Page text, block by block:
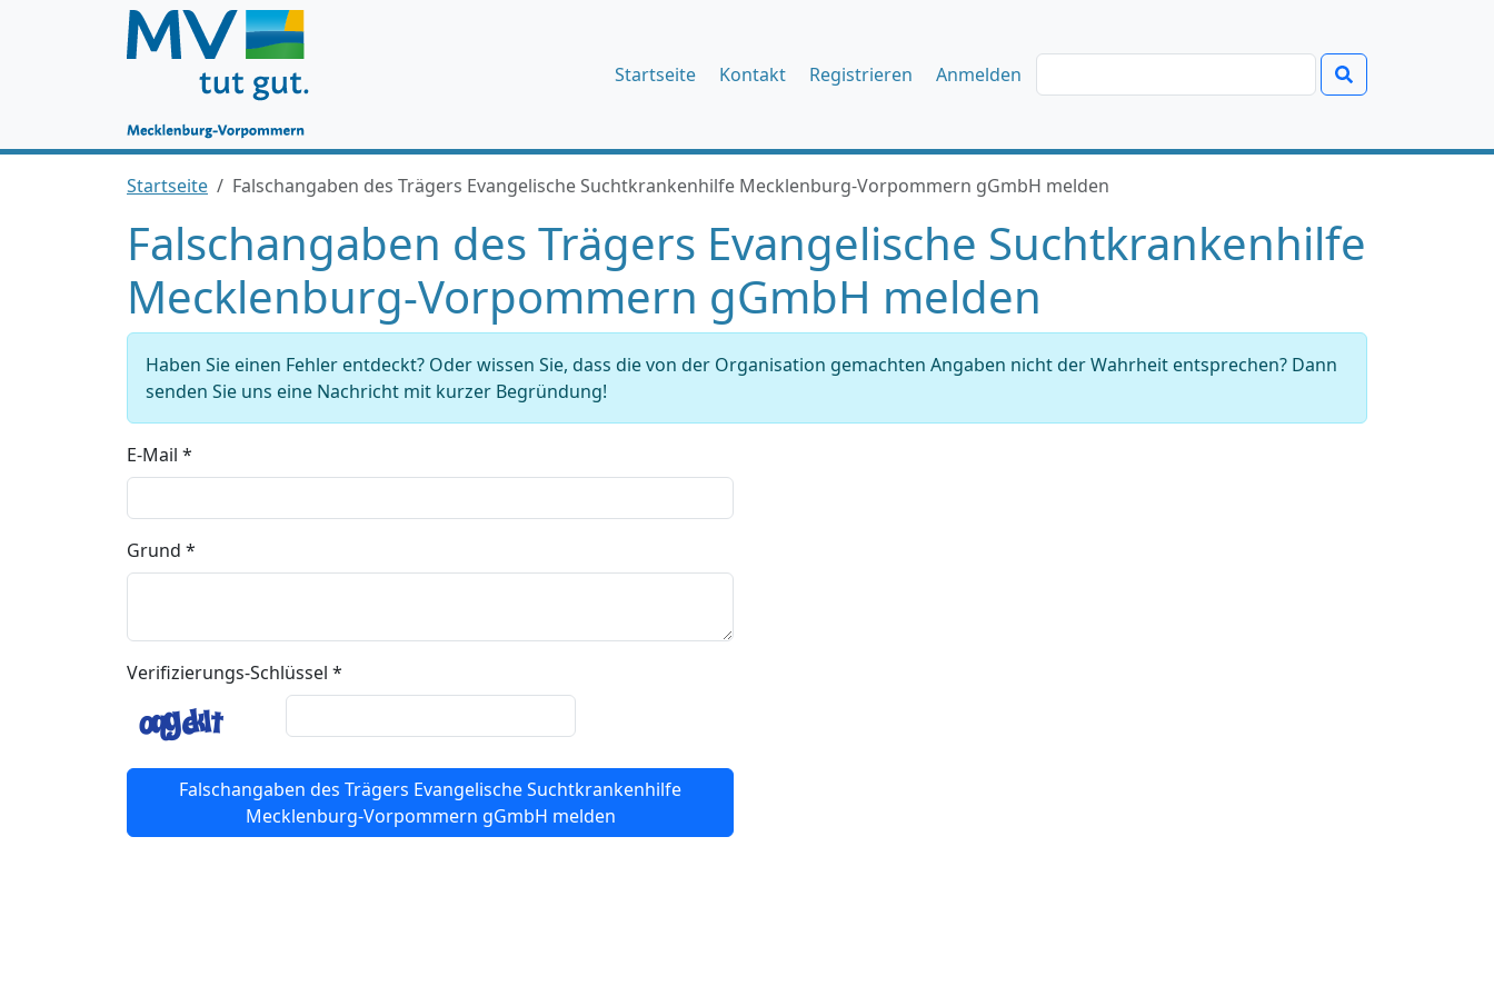
Startseite Kontakt Registrieren Anmelden
Startseite Falschangaben des Trägers Evangelische Suchtkrankenhilfe Mecklenburg-Vorpommern gGmbH melden
Falschangaben des Trägers Evangelische Suchtkrankenhilfe
Mecklenburg-Vorpommern gGmbH melden
Haben Sie einen Fehler entdeckt? Oder wissen Sie, dass die von der Organisation gemachten Angaben nicht der Wahrheit entsprechen? Dann
senden Sie uns eine Nachricht mit kurzer Begründung!
E-Mail *
Grund *
Verifizierungs-Schlüssel *
Falschangaben des Trägers Evangelische Suchtkrankenhilfe
Mecklenburg-Vorpommern gGmbH melden